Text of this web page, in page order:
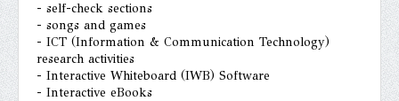
- self-check sections
- songs and games
- ICT (Information & Communication Technology)
research activities
- Interactive Whiteboard (IWB) Software
- Interactive eBooks